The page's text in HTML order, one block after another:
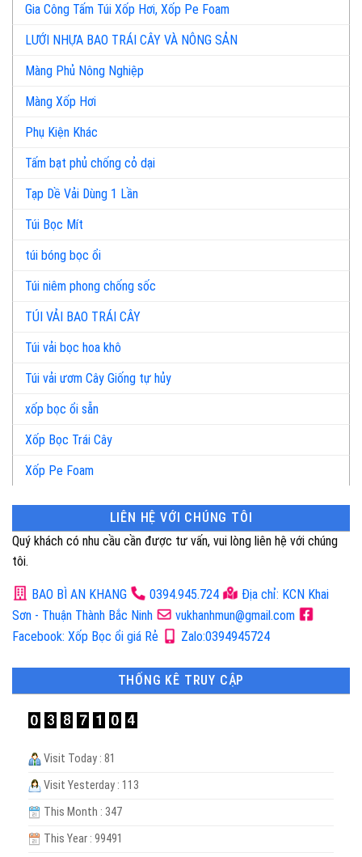
Gia Công Tấm Túi Xốp Hơi, Xốp Pe Foam
LƯỚI NHỰA BAO TRÁI CÂY VÀ NÔNG SẢN
Màng Phủ Nông Nghiệp
Màng Xốp Hơi
Phụ Kiện Khác
Tấm bạt phủ chống cỏ dại
Tạp Dề Vải Dùng 1 Lần
Túi Bọc Mít
túi bóng bọc ổi
Túi niêm phong chống sốc
TÚI VẢI BAO TRÁI CÂY
Túi vải bọc hoa khô
Túi vải ươm Cây Giống tự hủy
xốp bọc ổi sẵn
Xốp Bọc Trái Cây
Xốp Pe Foam
LIÊN HỆ VỚI CHÚNG TÔI
Quý khách có nhu cầu cần được tư vấn, vui lòng liên hệ với chúng
tôi.
BAO BÌ AN KHANG 0394.945.724
Địa chỉ: KCN Khai
Sơn - Thuận Thành Bắc Ninh
vukhanhmun@gmail.com
Facebook: Xốp Bọc ổi giá Rẻ
Zalo:0394945724
THỐNG KÊ TRUY CẬP
Visit Today : 81
Visit Yesterday : 113
This Month : 347
This Year : 99491